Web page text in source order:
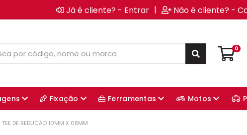
Já é cliente? - Entrar | Não é cliente? -
0
Fixação Ferramentas Motos
DE REDUCAO 10MM X 08MM